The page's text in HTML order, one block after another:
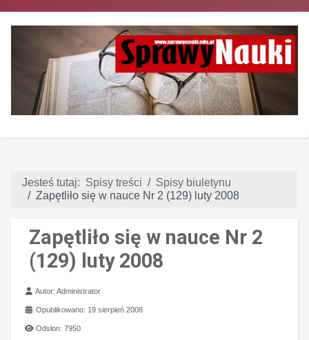
Jesteś tutaj: Spisy treści
Spisy biuletynu
Zapętliło się w nauce Nr 2 (129) luty 2008
Zapętliło się w nauce Nr 2
(129) luty 2008
Szczegóły
Autor:Administrator
Opublikowano: 19 sierpień 2008
Odsłon: 7950